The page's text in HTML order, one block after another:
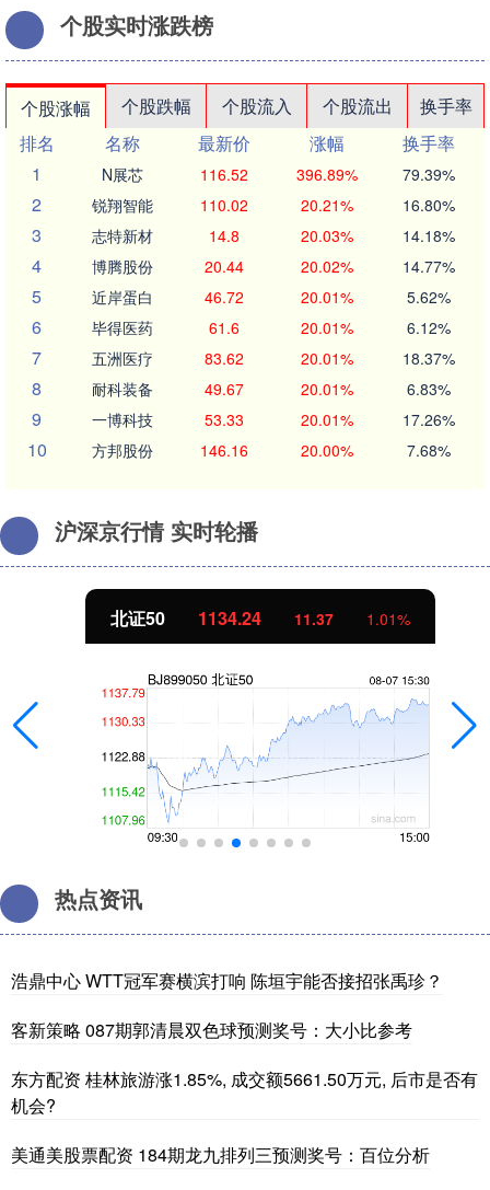
个股实时涨跌榜
个股涨幅 个股跌幅 个股流入 个股流出
换手率
排名
名称 最新价 涨幅
换手率
1
N展芯 116.52 396.89% 79.39%
2 锐翔智能 110.02 20.21% 16.80%
3 志特新材 14.8 20.03% 14.18%
4 博腾股份 20.44 20.02% 14.77%
5 近岸蛋白 46.72 20.01% 5.62%
6 毕得医药 61.6 20.01% 6.12%
7 五洲医疗 83.62 20.01% 18.37%
8 耐科装备 49.67 20.01% 6.83%
9 一博科技 53.33 20.01% 17.26%
10 方邦股份 146.16 20.00% 7.68%
沪深京行情 实时轮播
北证50 1134.24 11.37 1.01%
热点资讯
浩鼎中心 WTT冠军赛横滨打响 陈垣宇能否接招张禹珍？
客新策略 087期郭清晨双色球预测奖号：大小比参考
东方配资 桂林旅游涨1.85%, 成交额5661.50万元, 后市是否有
机会?
美通美股票配资 184期龙九排列三预测奖号：百位分析